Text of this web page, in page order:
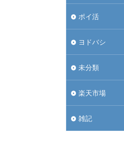
ポイ活
ヨドバシ
未分類
楽天市場
雑記